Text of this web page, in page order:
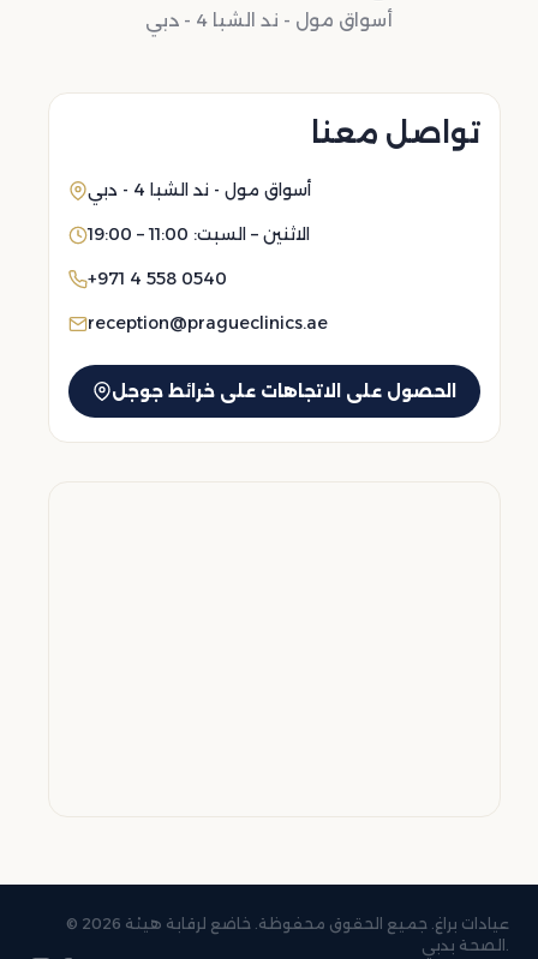
أسواق مول - ند الشبا 4 - دبي
تواصل معنا
أسواق مول - ند الشبا 4 - دبي
الاثنين – السبت: 11:00 – 19:00
+971 4 558 0540
reception@pragueclinics.ae
الحصول على الاتجاهات على خرائط جوجل
© 2026 عيادات براغ. جميع الحقوق محفوظة. خاضع لرقابة هيئة
الصحة بدبي.